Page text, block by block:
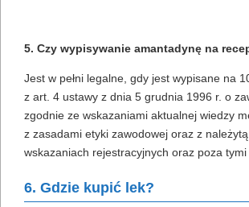
5. Czy wypisywanie amantadynę na
Jest w pełni legalne, gdy jest wypisane na
z art. 4 ustawy z dnia 5 grudnia 1996 r. o
zgodnie ze wskazaniami aktualnej wiedzy
z zasadami etyki zawodowej oraz z
wskazaniach rejestracyjnych oraz poza
6. Gdzie kupić lek?